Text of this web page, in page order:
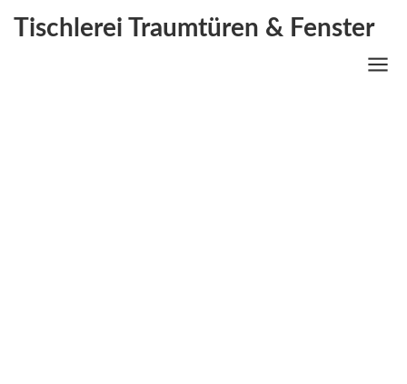
Tischlerei Traumtüren & Fenster